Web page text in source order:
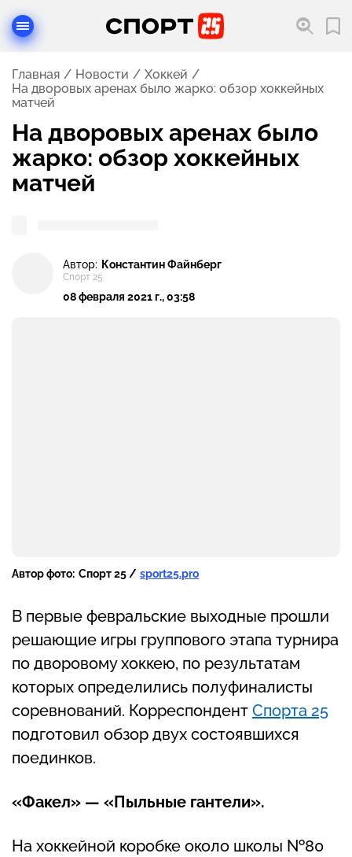
Главная Новости
Хоккей
На дворовых аренах было жарко: обзор хоккейных
матчей
На дворовых аренах было
жарко: обзор хоккейных
матчей
Автор: Константин Файнберг
Спорт 25
08 февраля 2021 г., 03:58
Автор фото: Спорт 25 / sport25.pro
В первые февральские выходные прошли
решающие игры группового этапа турнира
по дворовому хоккею, по результатам
которых определились полуфиналисты
соревнований. Корреспондент Спорта 25
подготовил обзор двух состоявшихся
поединков.
«Факел» — «Пыльные гантели».
На хоккейной коробке около школы №80